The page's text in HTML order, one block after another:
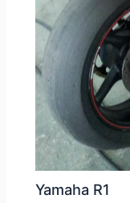
Yamaha R1